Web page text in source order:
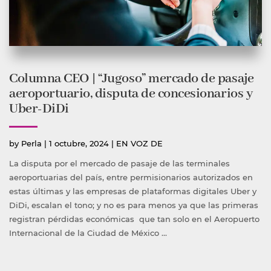
Columna CEO | “Jugoso” mercado de pasaje
aeroportuario, disputa de concesionarios y
Uber-DiDi
by Publicado
Perla | 1 octubre, 2024 | Publicada
EN VOZ DE
La disputa por el mercado de pasaje de las terminales
aeroportuarias del país, entre permisionarios autorizados en
estas últimas y las empresas de plataformas digitales Uber y
DiDi, escalan el tono; y no es para menos ya que las primeras
registran pérdidas económicas que tan solo en el Aeropuerto
Internacional de la Ciudad de México …